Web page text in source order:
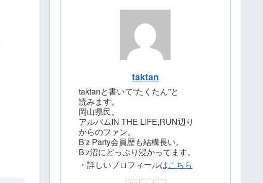
taktan
taktanと書いて“たくたん”と
読みます。
岡山県民。
アルバムIN THE LIFE,RUN辺り
からのファン。
B'z Party会員歴も結構長い。
B'z沼にどっぷり浸かってます。
・詳しいプロフィールはこちら